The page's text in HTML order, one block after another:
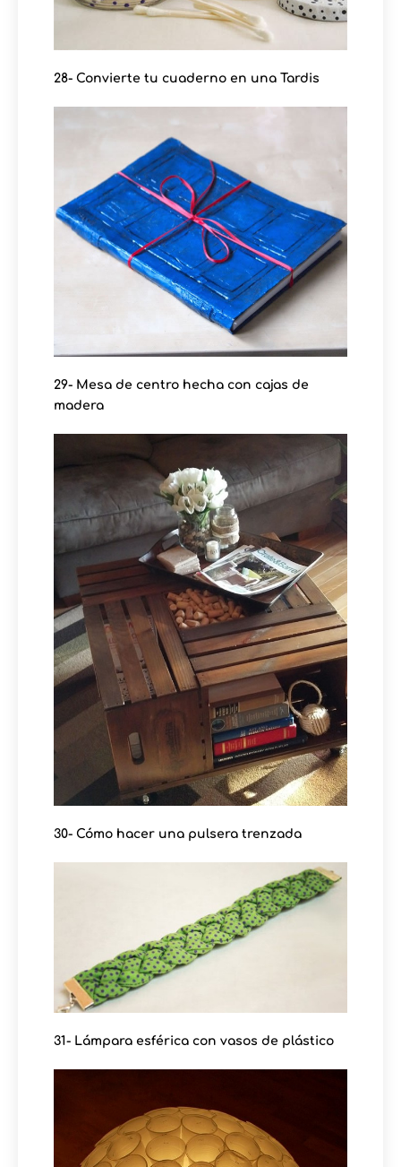
28- Convierte tu cuaderno en una Tardis
29- Mesa de centro hecha con cajas de
madera
30- Cómo hacer una pulsera trenzada
31- Lámpara esférica con vasos de plástico